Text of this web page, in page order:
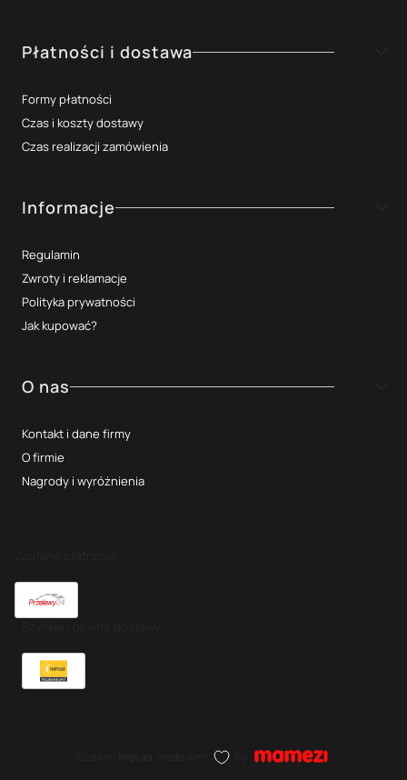
Płatności i dostawa
Formy płatności
Czas i koszty dostawy
Czas realizacji zamówienia
Informacje
Regulamin
Zwroty i reklamacje
Polityka prywatności
Jak kupować?
O nas
Kontakt i dane firmy
O firmie
Nagrody i wyróżnienia